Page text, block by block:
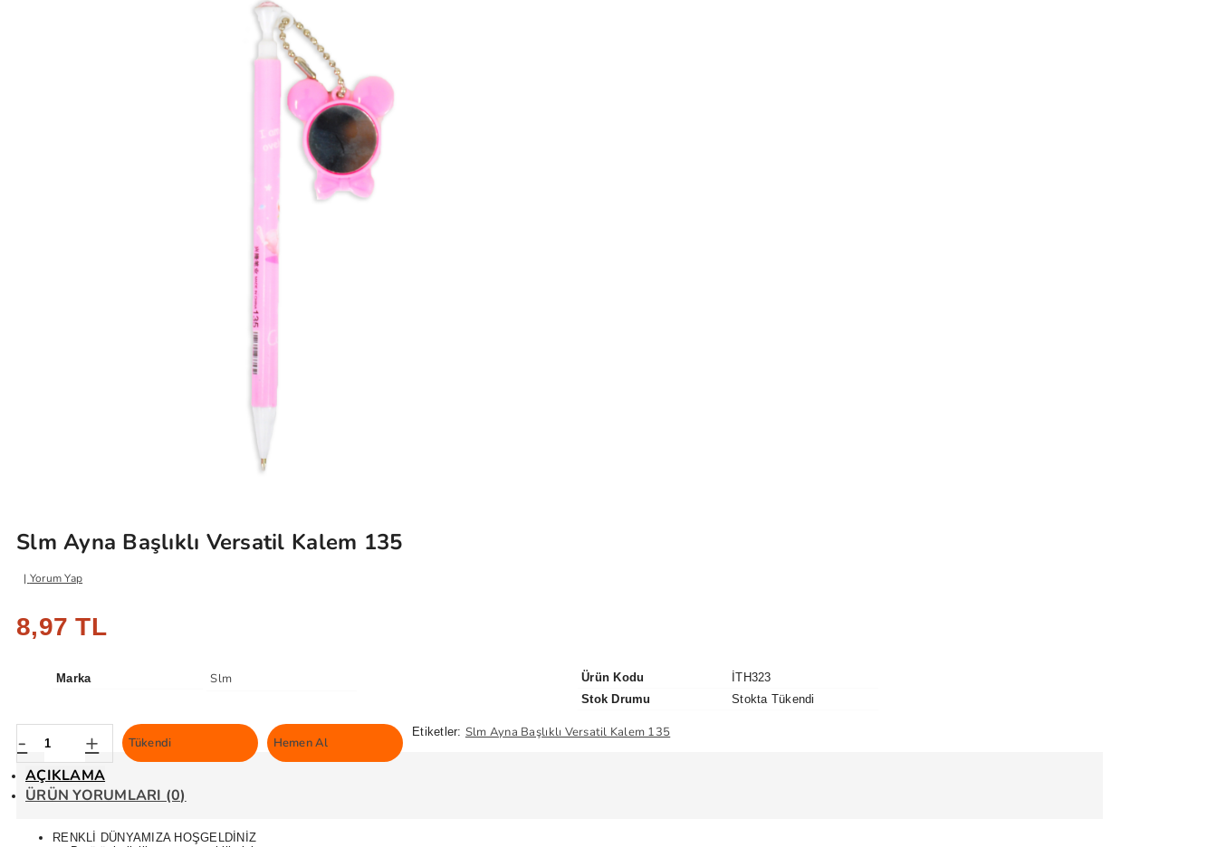
Slm Ayna Başlıklı Versatil Kalem 135
Yorum Yap
8,97 TL
Marka Slm Ürün Kodu
İTH323
Stok Drumu
Stokta Tükendi
- + Tükendi Hemen Al
Etiketler: Slm Ayna Başlıklı Versatil Kalem 135
AÇIKLAMA
ÜRÜN YORUMLARI (0)
RENKLİ DÜNYAMIZA HOŞGELDİNİZ